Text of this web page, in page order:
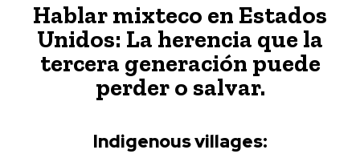
Hablar mixteco en Estados
Unidos: La herencia que la
tercera generación puede
perder o salvar.
Indigenous villages: